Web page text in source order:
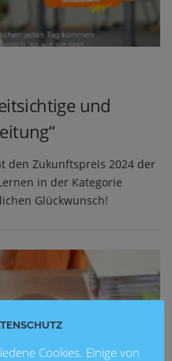
und
den Zukunftspreis 2024 der
in der Kategorie
Glückwunsch!
Cookies. Einige von